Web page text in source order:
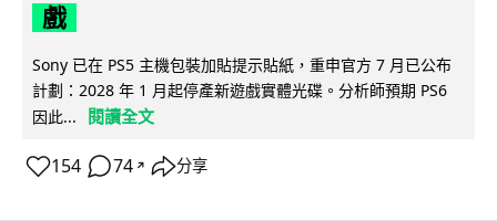
戲
Sony 已在 PS5 主機包裝加貼提示貼紙，重申官方 7 月已公布
計劃：2028 年 1 月起停產新遊戲實體光碟。分析師預期 PS6
因此...
閱讀全文
154 74 ↗ 分享